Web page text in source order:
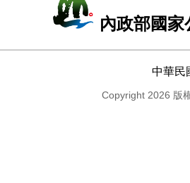
內政部國
中華民
Copyright 2026 版